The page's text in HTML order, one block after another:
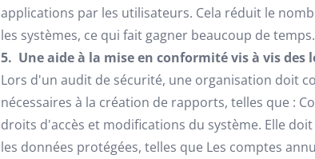
applications par les utilisateurs. Cela réduit le
les systèmes, ce qui fait gagner beaucoup de temps.
5. Une aide à la mise en conformité vis à vis des
Lors d'un audit de sécurité, une organisation doit
nécessaires à la création de rapports, telles que :
droits d'accès et modifications du système. Elle
les données protégées, telles que Les comptes